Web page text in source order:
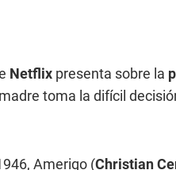
Netflix presenta sobre la
toma la difícil
Amerigo (Christian